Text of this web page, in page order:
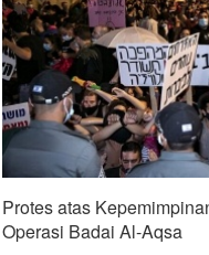
Protes atas
Operasi Badai Al-Aqsa